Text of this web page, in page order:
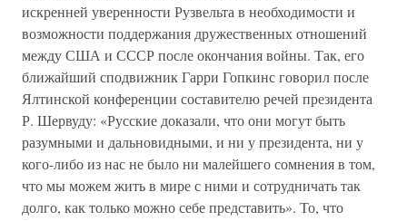
искренней уверенности Рузвельта в необходимости и
возможности поддержания дружественных отношений
между США и СССР после окончания войны. Так, его
ближайший сподвижник Гарри Гопкинс говорил после
Ялтинской конференции составителю речей президента
Р. Шервуду: «Русские доказали, что они могут быть
разумными и дальновидными, и ни у президента, ни у
кого-либо из нас не было ни малейшего сомнения в том,
что мы можем жить в мире с ними и сотрудничать так
долго, как только можно себе представить». То, что